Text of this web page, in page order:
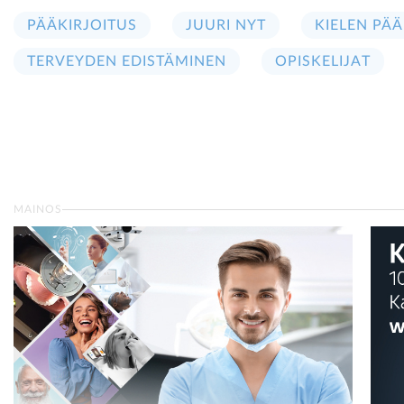
PÄÄKIRJOITUS JUURI NYT KIELEN
TERVEYDEN EDISTÄMINEN OPISKELIJAT
MAINOS